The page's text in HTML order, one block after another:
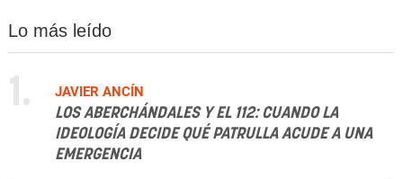
Lo más leído
1.
JAVIER ANCÍN
LOS ABERCHÁNDALES Y EL 112: CUANDO LA
IDEOLOGÍA DECIDE QUÉ PATRULLA ACUDE A UNA
EMERGENCIA